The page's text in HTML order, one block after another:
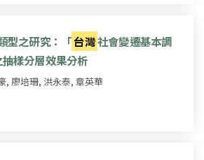
型之研究：「台灣社會變遷基本調
樣分層效果分析
, 廖培珊, 洪永泰, 章英華